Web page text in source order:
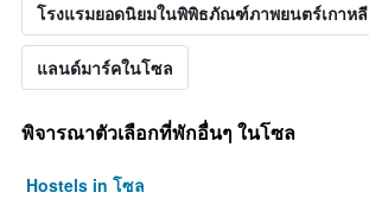
โรงแรมยอดนิยมในพิพิธภัณฑ์ภาพยนตร์เกาหลี
แลนด์มาร์คในโซล
พิจารณาตัวเลือกที่พักอื่นๆ ในโซล
Hostels in โซล